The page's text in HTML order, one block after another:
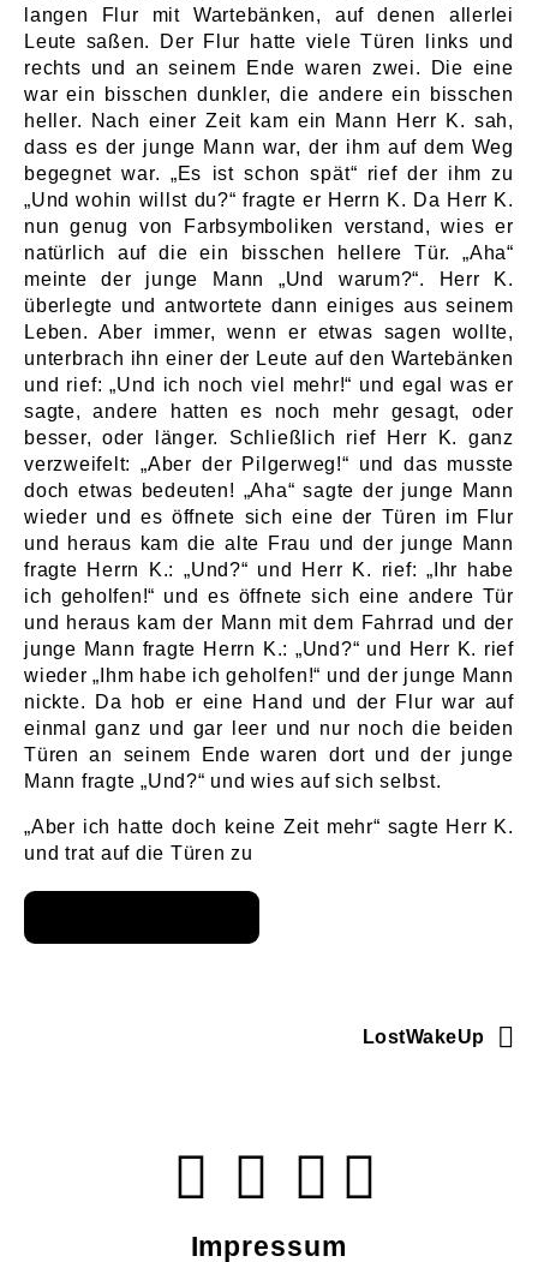
langen Flur mit Wartebänken, auf denen allerlei
Leute saßen. Der Flur hatte viele Türen links und
rechts und an seinem Ende waren zwei. Die eine
war ein bisschen dunkler, die andere ein bisschen
heller. Nach einer Zeit kam ein Mann Herr K. sah,
dass es der junge Mann war, der ihm auf dem Weg
begegnet war. „Es ist schon spät“ rief der ihm zu
„Und wohin willst du?“ fragte er Herrn K. Da Herr K.
nun genug von Farbsymboliken verstand, wies er
natürlich auf die ein bisschen hellere Tür. „Aha“
meinte der junge Mann „Und warum?“. Herr K.
überlegte und antwortete dann einiges aus seinem
Leben. Aber immer, wenn er etwas sagen wollte,
unterbrach ihn einer der Leute auf den Wartebänken
und rief: „Und ich noch viel mehr!“ und egal was er
sagte, andere hatten es noch mehr gesagt, oder
besser, oder länger. Schließlich rief Herr K. ganz
verzweifelt: „Aber der Pilgerweg!“ und das musste
doch etwas bedeuten! „Aha“ sagte der junge Mann
wieder und es öffnete sich eine der Türen im Flur
und heraus kam die alte Frau und der junge Mann
fragte Herrn K.: „Und?“ und Herr K. rief: „Ihr habe
ich geholfen!“ und es öffnete sich eine andere Tür
und heraus kam der Mann mit dem Fahrrad und der
junge Mann fragte Herrn K.: „Und?“ und Herr K. rief
wieder „Ihm habe ich geholfen!“ und der junge Mann
nickte. Da hob er eine Hand und der Flur war auf
einmal ganz und gar leer und nur noch die beiden
Türen an seinem Ende waren dort und der junge
Mann fragte „Und?“ und wies auf sich selbst.
„Aber ich hatte doch keine Zeit mehr“ sagte Herr K.
und trat auf die Türen zu
LostWakeUp
Impressum